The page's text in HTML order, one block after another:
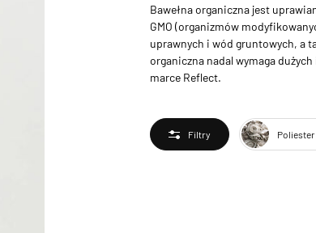
Bawełna organiczna jest
GMO (organizmów
uprawnych i wód gruntowych, a
organiczna nadal wymaga
marce Reflect.
Filtry Poliester